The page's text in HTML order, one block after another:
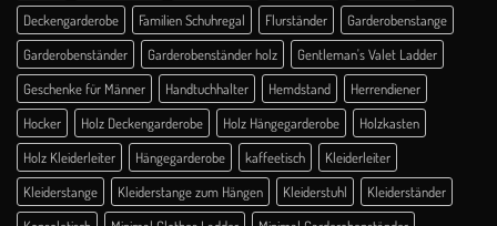
Deckengarderobe
Familien Schuhregal Flurständer
Garderobenstange
Garderobenständer
Garderobenständer holz
Gentleman's Valet Ladder
Geschenke für Männer
Handtuchhalter Hemdstand
Herrendiener
Hocker
Holz Deckengarderobe Holz Hängegarderobe
Holzkasten
Holz Kleiderleiter
Hängegarderobe kaffeetisch
Kleiderleiter
Kleiderstange
Kleiderstange zum Hängen Kleiderstuhl
Kleiderständer